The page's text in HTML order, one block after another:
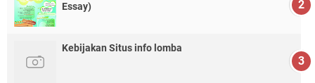
Essay)
Kebijakan Situs info lomba